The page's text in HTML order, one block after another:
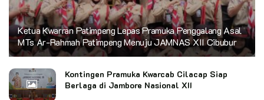
Ketua Kwarran Patimpeng Lepas Pramuka Penggalang Asal
MTs Ar-Rahmah Patimpeng Menuju JAMNAS XII Cibubur
Kontingen Pramuka Kwarcab Cilacap Siap
Berlaga di Jambore Nasional XII